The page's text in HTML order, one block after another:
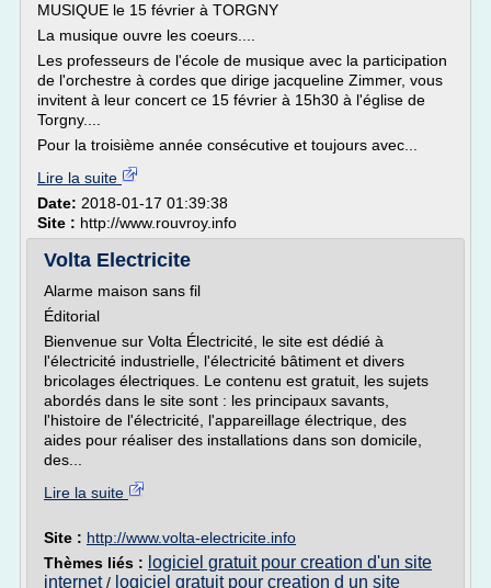
MUSIQUE le 15 février à TORGNY
La musique ouvre les coeurs....
Les professeurs de l'école de musique avec la participation
de l'orchestre à cordes que dirige jacqueline Zimmer, vous
invitent à leur concert ce 15 février à 15h30 à l'église de
Torgny....
Pour la troisième année consécutive et toujours avec...
Lire la suite
Date: 2018-01-17 01:39:38
Site : http://www.rouvroy.info
Volta Electricite
Alarme maison sans fil
Éditorial
Bienvenue sur Volta Électricité, le site est dédié à
l'électricité industrielle, l'électricité bâtiment et divers
bricolages électriques. Le contenu est gratuit, les sujets
abordés dans le site sont : les principaux savants,
l'histoire de l'électricité, l'appareillage électrique, des
aides pour réaliser des installations dans son domicile,
des...
Lire la suite
Site : http://www.volta-electricite.info
Thèmes liés : logiciel gratuit pour creation d'un site
internet/ logiciel gratuit pour creation d un site